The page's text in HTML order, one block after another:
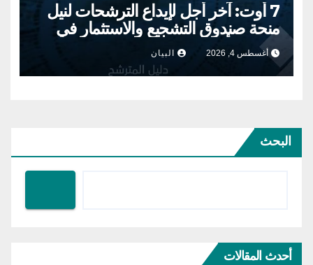
7 أوت: آخر أجل لإيداع الترشحات لنيل
منحة صندوق التشجيع والاستثمار في
الإبداع الأدبي والفني
أغسطس 4, 2026 البيان
البحث
أحدث المقالات